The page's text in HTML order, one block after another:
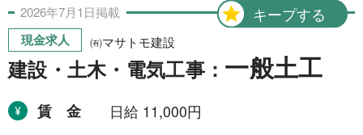
キープする
2026年7月1日掲載
現金求人 ㈲マサトモ建設
建設・土木・電気工事： 一般土工
賃金
日給 11,000円